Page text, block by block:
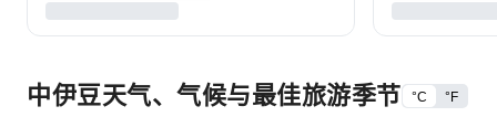
中伊豆天气、气候与最佳旅游季节 °C °F